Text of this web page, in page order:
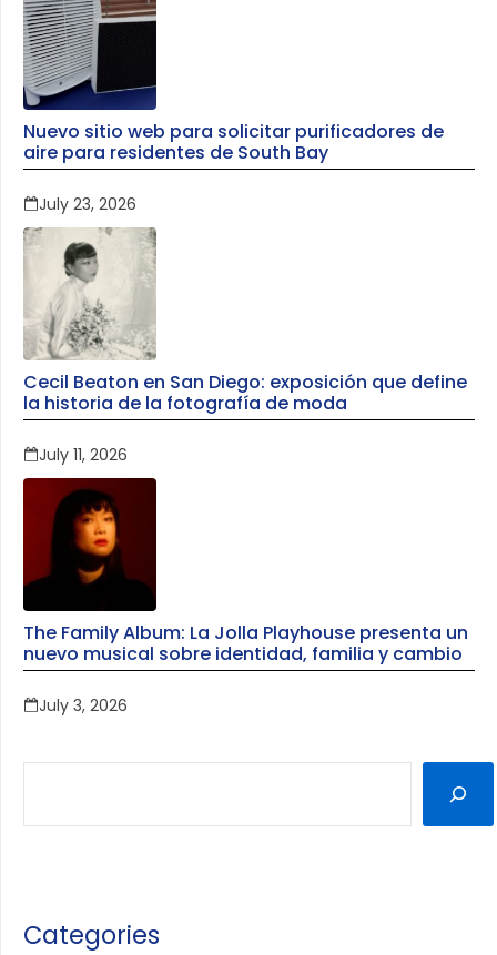
Nuevo sitio web para solicitar purificadores de
aire para residentes de South Bay
July 23, 2026
Cecil Beaton en San Diego: exposición que define
la historia de la fotografía de moda
July 11, 2026
The Family Album: La Jolla Playhouse presenta un
nuevo musical sobre identidad, familia y cambio
July 3, 2026
Categories